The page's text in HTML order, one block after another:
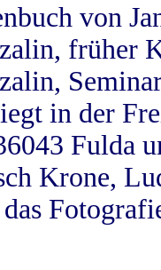
von
früher
in der
Fulda
Krone,